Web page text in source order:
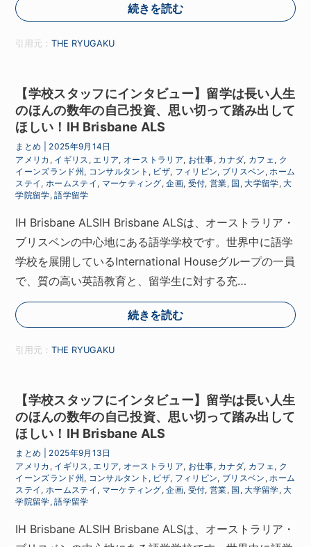
続きを読む
引用元：THE RYUGAKU
【学校スタッフにインタビュー】留学は長い人生
のほんの数年の自己投資、思い切って踏み出して
ほしい！IH Brisbane ALS
まとめ
2025年9月14日
アメリカ , イギリス , エリア, オーストラリア, お仕事, カナダ, カフェ , ク
イーンズランド州 , コンサルタント , ビザ, フィリピン, ブリスベン , ホーム
ステイ , ホームステイ , マーケティング,企画, 受付,営業, 国 ,大学留学,大
学院留学,語学留学
IH Brisbane ALSIH Brisbane ALSは、オーストラリア・
ブリスベンの中心地にある語学学校です。世界中に語学
学校を展開しているInternational Houseグループの一員
で、質の高い英語教育と、留学生に対する充…
続きを読む
引用元：THE RYUGAKU
【学校スタッフにインタビュー】留学は長い人生
のほんの数年の自己投資、思い切って踏み出して
ほしい！IH Brisbane ALS
まとめ
2025年9月13日
アメリカ , イギリス , エリア, オーストラリア, お仕事, カナダ, カフェ , ク
イーンズランド州 , コンサルタント , ビザ, フィリピン, ブリスベン , ホーム
ステイ , ホームステイ , マーケティング,企画, 受付,営業, 国 ,大学留学,大
学院留学,語学留学
IH Brisbane ALSIH Brisbane ALSは、オーストラリア・